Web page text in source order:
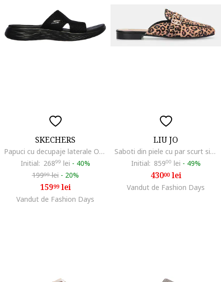
SKECHERS
Papuci cu decupaje laterale On-The-Go, Negru
Initial: 26899 lei - 40%
19999lei - 20%
15999lei
Vandut de Fashion Days
LIU JO
Saboti din piele cu par scurt si animal print, Negru/Maro
Initial: 85900 lei - 49%
43000lei
Vandut de Fashion Days